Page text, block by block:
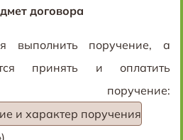
договора
выполнить поручение, а
принять и оплатить
поручение:
и характер поручения